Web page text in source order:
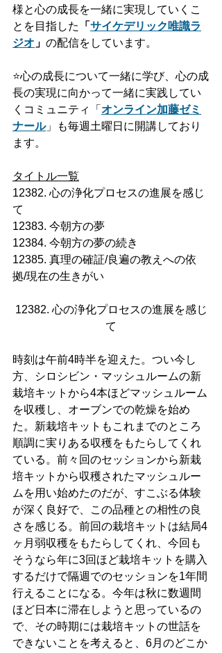
様と心の成長を一緒に実現していくこ
とを目指した
「 サイケデリック唯識ラ
ジオ 」 の配信をしています。
⭐️心の成長について一緒に学び、心の成
長の実現に向かって一緒に実践してい
くコミュニティ「 オンライン加藤ゼミ
ナール」も毎週土曜日に開講しており
ます。
タイトル一覧
12382. 心の浄化プロセスの進展を感じ
て
12383. 今朝方の夢
12384. 今朝方の夢の続き
12385. 真理の確証/良遍の教えへの依
拠/現在の生きがい
12382. 心の浄化プロセスの進展を感じ
て
時刻は午前4時半を迎えた。つい今し
方、シロシビン・マッシュルームの新
栽培キットから4本ほどマッシュルーム
を収穫し、オーブンでの乾燥を始め
た。新栽培キットもこれまでのところ
順調に実りある収穫をもたらしてくれ
ている。前々回のセッションから新栽
培キットから収穫されたマッシュルー
ムを用い始めたのだが、すこぶる体験
が深く良好で、この品種との相性の良
さを感じる。前回の栽培キットは結局4
ヶ月弱収穫をもたらしてくれ、今回も
そうなら年に3回ほど栽培キットを購入
するだけで隔週でのセッションを1年間
行えることになる。今年は秋に数週間
ほど日本に滞在しようと思っているの
で、その時期には栽培キットの世話を
できないことを考えると、6月のどこか